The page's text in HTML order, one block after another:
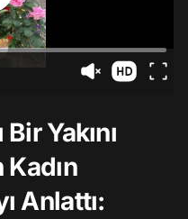
Yakını
Kadın
Anlattı: